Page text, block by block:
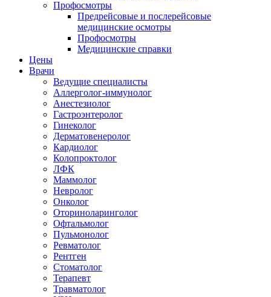
Профосмотры
Предрейсовые и послерейсовые
медицинские осмотры
Профосмотры
Медицинские справки
Цены
Врачи
Ведущие специалисты
Аллерголог-иммунолог
Анестезиолог
Гастроэнтеролог
Гинеколог
Дерматовенеролог
Кардиолог
Колопроктолог
ЛФК
Маммолог
Невролог
Онколог
Оториноларинголог
Офтальмолог
Пульмонолог
Ревматолог
Рентген
Стоматолог
Терапевт
Травматолог